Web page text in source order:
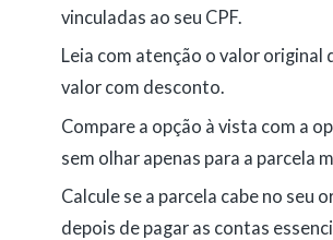
vinculadas ao seu CPF.
Leia com atenção o valor original
valor com desconto.
Compare a opção à vista com a
sem olhar apenas para a parcela
Calcule se a parcela cabe no seu
depois de pagar as contas